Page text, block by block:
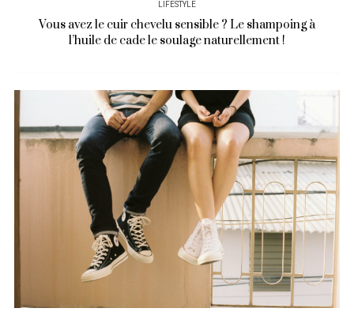
LIFESTYLE
Vous avez le cuir chevelu sensible ? Le shampoing à
l’huile de cade le soulage naturellement !